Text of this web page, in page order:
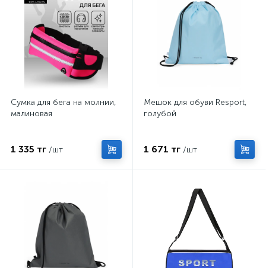
Сумка для бега на молнии,
малиновая
1 335 тг /шт
Мешок для обуви Resport,
голубой
1 671 тг /шт